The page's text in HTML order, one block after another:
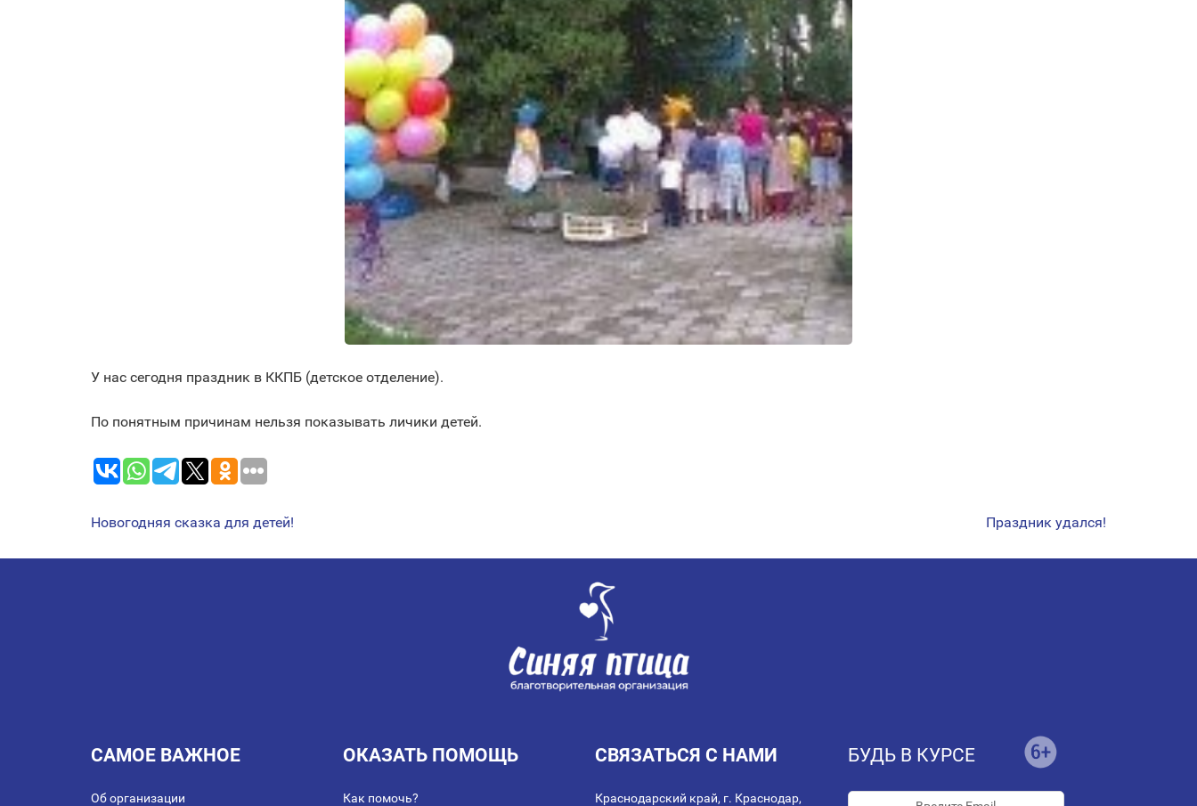
У нас сегодня праздник в ККПБ (детское отделение).
По понятным причинам нельзя показывать личики детей.
НАВИГАЦИЯ
ПО
Новогодняя сказка для детей! Праздник удался!
САМОЕ ВАЖНОЕ
Об организации
ОКАЗАТЬ ПОМОЩЬ
Как помочь?
СВЯЗАТЬСЯ С НАМИ
Краснодарский край, г. Краснодар,
БУДЬ В КУРСЕ